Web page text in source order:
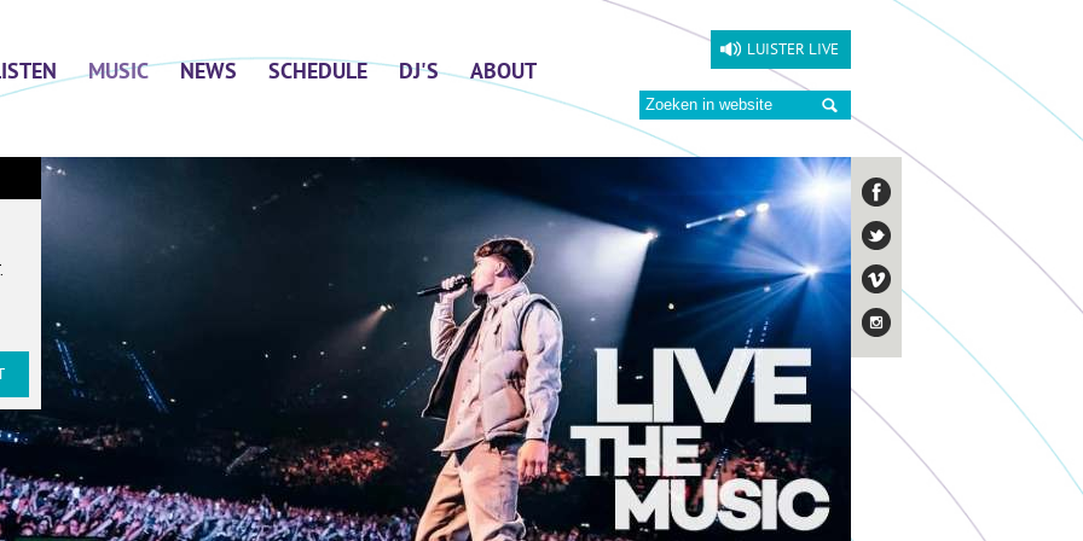
LUISTER LIVE
MUSIC NEWS SCHEDULE DJ'S ABOUT
Zoeken: